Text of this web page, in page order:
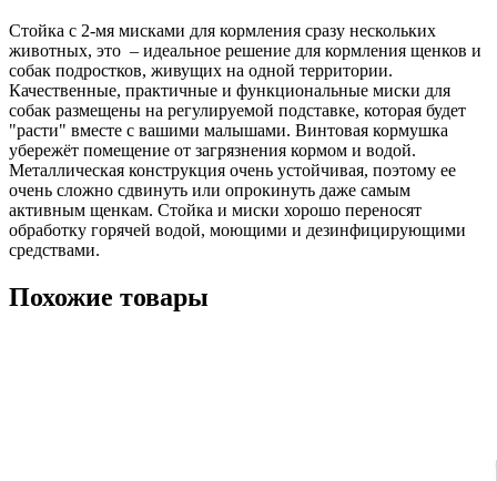
Стойка с 2-мя мисками для кормления сразу нескольких
животных, это – идеальное решение для кормления щенков и
собак подростков, живущих на одной территории.
Качественные, практичные и функциональные миски для
собак размещены на регулируемой подставке, которая будет
"расти" вместе с вашими малышами. Винтовая кормушка
убережёт помещение от загрязнения кормом и водой.
Металлическая конструкция очень устойчивая, поэтому ее
очень сложно сдвинуть или опрокинуть даже самым
активным щенкам. Стойка и миски хорошо переносят
обработку горячей водой, моющими и дезинфицирующими
средствами.
Похожие товары